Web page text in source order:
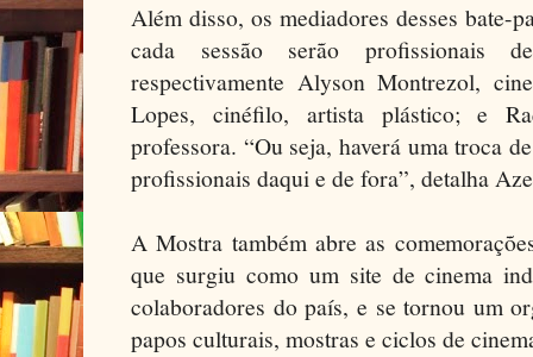
Além disso, os mediadores desses bate-
cada sessão serão profissionais
respectivamente Alyson Montrezol,
Lopes, cinéfilo, artista plástico; e
professora. “Ou seja, haverá uma troca
profissionais daqui e de fora”, detalha
A Mostra também abre as
que surgiu como um site de cinema
colaboradores do país, e se tornou um
papos culturais, mostras e ciclos de